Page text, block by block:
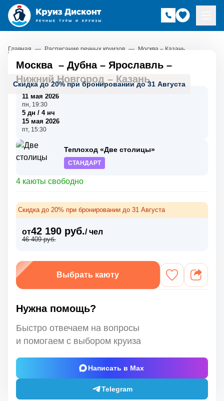
Главная — Расписание речных круизов — Москва – Казань
Скидка до 20% при бронировании до 31 Августа
Москва – Дубна– Ярославль –
Нижний Новгород – Казань
11 мая 2026
пн, 19:30
5 дн / 4 нч
15 мая 2026
пт, 15:30
Теплоход «Две столицы»
СТАНДАРТ
4 каюты свободно
Скидка до 20% при бронировании до 31 Августа
от42 190 руб./ чел
46 409 руб.
Выбрать каюту
Нужна помощь?
Быстро отвечаем на вопросы
и помогаем с выбором круиза
Написать в Max
Telegram